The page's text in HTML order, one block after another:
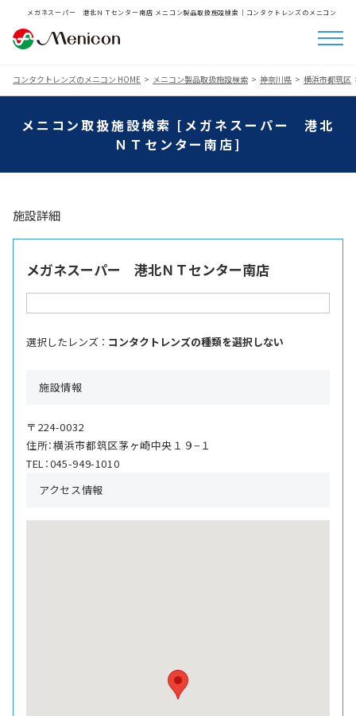
メガネスーパー 港北ＮＴセンター南店 メニコン製品取扱施設検索│コンタクトレンズのメニコン
コンタクトレンズのメニコン HOME メニコン製品取扱施設検索 神奈川県 横浜市都筑区
メニコン取扱施設検索 [メガネスーパー 港北
ＮＴセンター南店]
施設詳細
メガネスーパー 港北ＮＴセンター南店
選択したレンズ ： コンタクトレンズの種類を選択しない
施設情報
〒224-0032
住所：横浜市都筑区茅ヶ崎中央１９−１
TEL：045-949-1010
アクセス情報